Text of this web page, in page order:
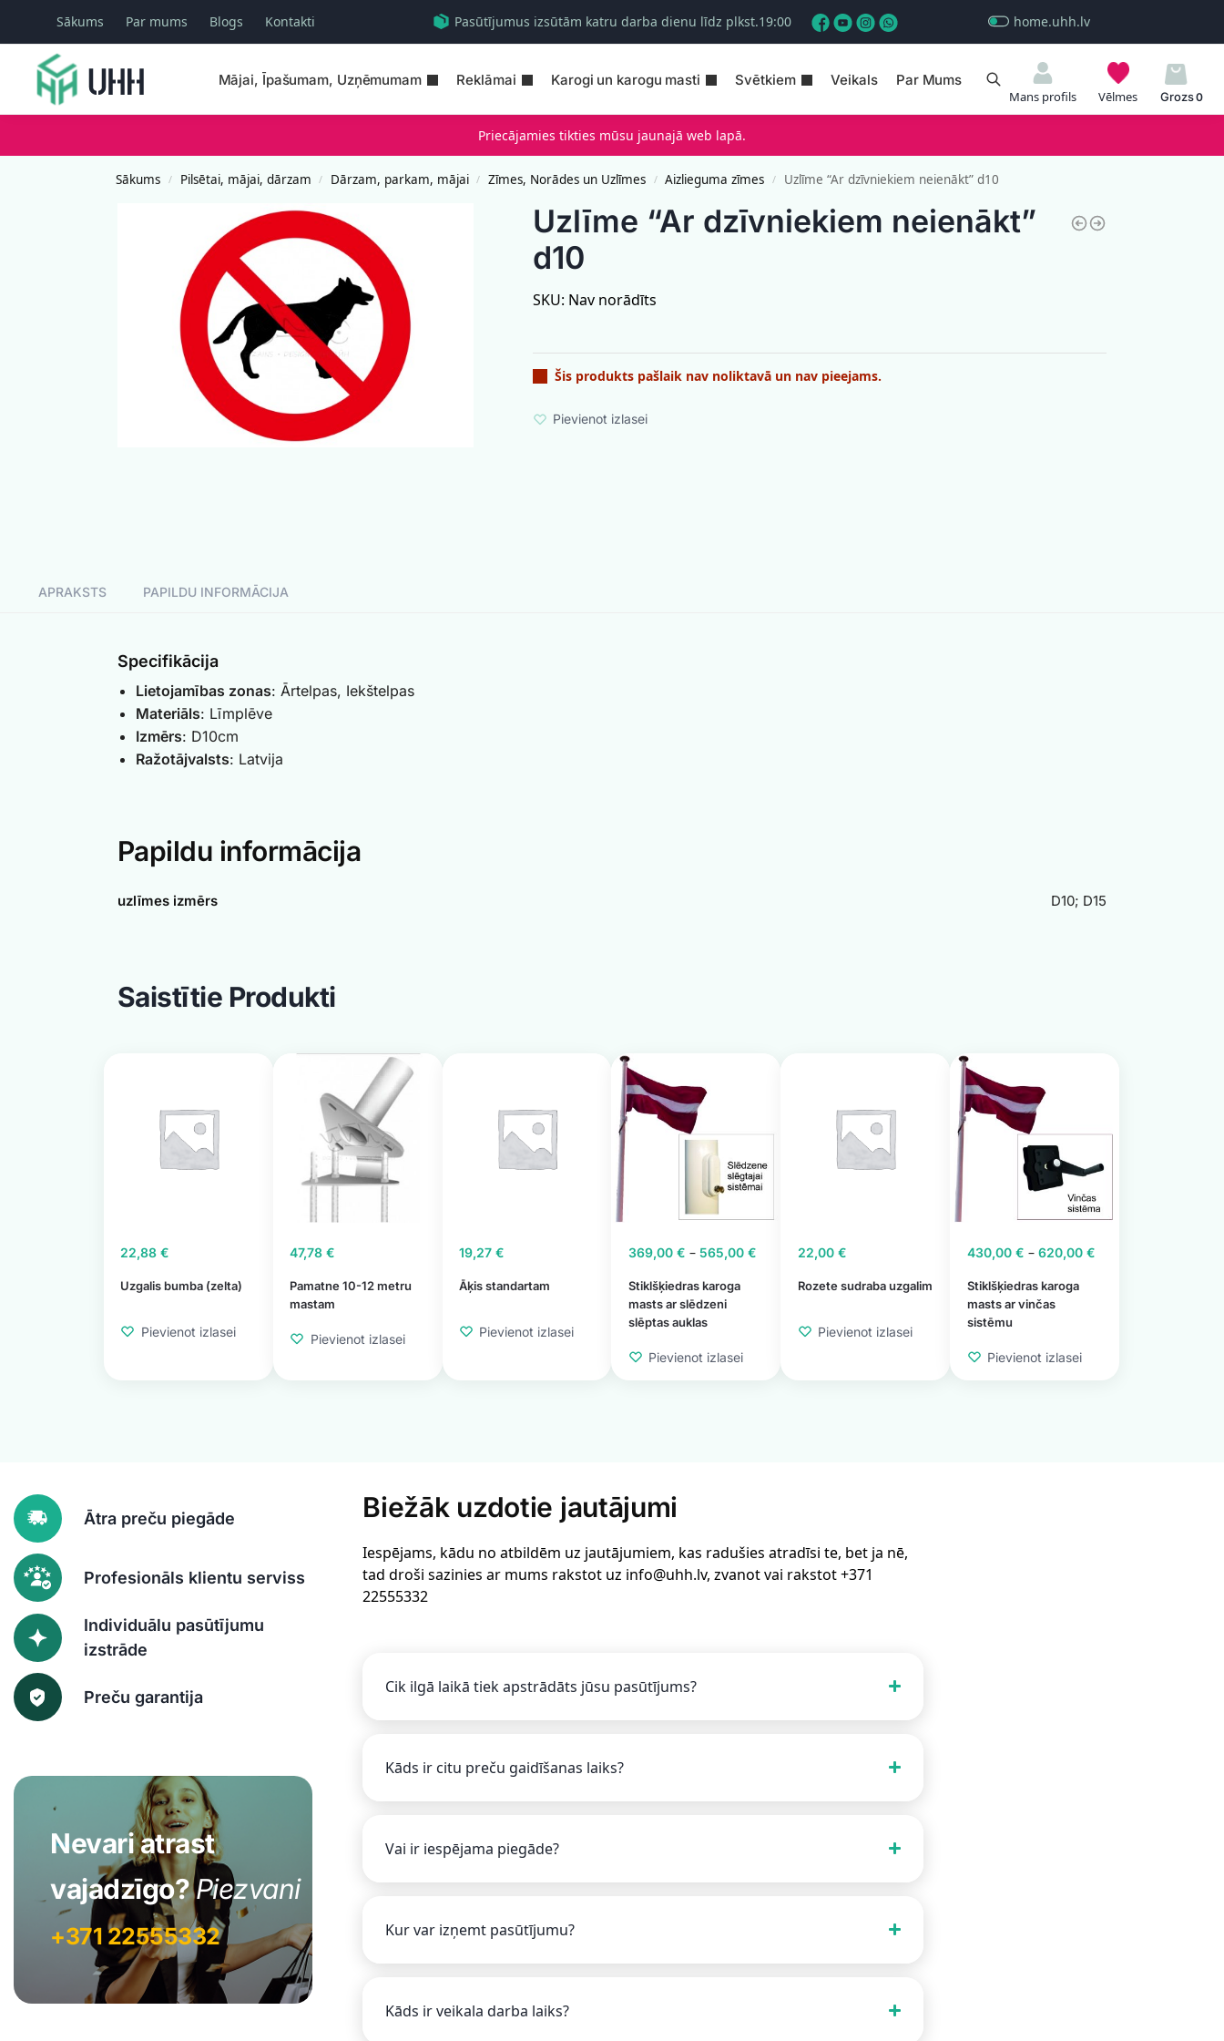
Sākums Par mums Blogs Kontakti Pasūtījumus izsūtām katru darba dienu līdz plkst.19:00 home.uhh.lv
Mājai, Īpašumam, Uzņēmumam Reklāmai Karogi un karogu masti Svētkiem Veikals Par Mums
Meklēšana
Mans profils Vēlmes 0
Priecājamies tikties mūsu jaunajā web lapā.
Sākums / Pilsētai, mājai, dārzam / Dārzam, parkam, mājai / Zīmes, Norādes un Uzlīmes / Aizlieguma zīmes / Uzlīme “Ar dzīvniekiem neienākt” d10
Uzlīme “Ar dzīvniekiem neienākt”
d10
SKU: Nav norādīts
Šis produkts pašlaik nav noliktavā un nav pieejams.
Pievienot izlasei
APRAKSTS PAPILDU INFORMĀCIJA
Specifikācija
Lietojamības zonas: Ārtelpas, Iekštelpas
Materiāls: Līmplēve
Izmērs: D10cm
Ražotājvalsts: Latvija
Papildu informācija
uzlīmes izmērs D10; D15
Saistītie Produkti
Uzgalis bumba (zelta)
22,88€
Pievienot izlasei
Pamatne 10-12 metru
mastam
47,78€
Pievienot izlasei
Āķis standartam
19,27€
Pievienot izlasei
Stiklšķiedras karoga
masts ar slēdzeni
slēptas auklas
369,00 € – 565,00 €
Pievienot izlasei
Rozete sudraba uzgalim
22,00 €
Pievienot izlasei
Stiklšķiedras karoga
masts ar vinčas
sistēmu
430,00 € – 620,00 €
Pievienot izlasei
Ātra preču piegāde
Profesionāls klientu serviss
Individuālu pasūtījumu
izstrāde
Preču garantija
Nevari atrast
vajadzīgo?Piezvani
+371 22555332
Biežāk uzdotie jautājumi
Iespējams, kādu no atbildēm uz jautājumiem, kas radušies atradīsi te, bet ja nē,
tad droši sazinies ar mums rakstot uz info@uhh.lv, zvanot vai rakstot +371
22555332
Cik ilgā laikā tiek apstrādāts jūsu pasūtījums?
Kāds ir citu preču gaidīšanas laiks?
Vai ir iespējama piegāde?
Kur var izņemt pasūtījumu?
Kāds ir veikala darba laiks?